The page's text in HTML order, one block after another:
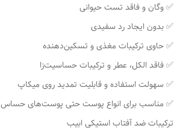
✅ وگان و فاقد تست حیوانی
✅ بدون ایجاد رد سفیدی
✅ حاوی ترکیبات مغذی و تسکین‌دهنده
✅ فاقد الکل، عطر و ترکیبات حساسیت‌زا
✅ سهولت استفاده و قابلیت تمدید روی میکاپ
✅ مناسب برای انواع پوست حتی پوست‌های حساس
ترکیبات ضد آفتاب استیکی ابیب